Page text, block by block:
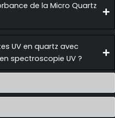
de la Micro Quartz
UV en quartz avec
spectroscopie UV ?